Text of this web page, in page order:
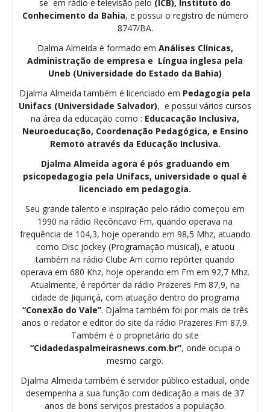
se em rádio e televisão pelo (ICB), Instituto do
Conhecimento da Bahia, e possui o registro de número
8747/BA.
Dalma Almeida é formado em Análises Clínicas,
Administração de empresa e Língua inglesa pela
Uneb (Universidade do Estado da Bahia)
Djalma Almeida também é licenciado em Pedagogia pela
Unifacs (Universidade Salvador), e possui vários cursos
na área da educação como : Educacação Inclusiva,
Neuroeducação, Coordenação Pedagógica, e Ensino
Remoto através da Educação Inclusiva.
Djalma Almeida agora é pós graduando em
psicopedagogia pela Unifacs, universidade o qual é
licenciado em pedagogia.
Seu grande talento e inspiração pelo rádio começou em
1990 na rádio Recôncavo Fm, quando operava na
frequência de 104,3, hoje operando em 98,5 Mhz, atuando
como Disc jockey (Programação musical), e atuou
também na rádio Clube Am como repórter quando
operava em 680 Khz, hoje operando em Fm em 92,7 Mhz.
Atualmente, é repórter da rádio Prazeres Fm 87,9, na
cidade de Jiquiriçá, com atuação dentro do programa
“Conexão do Vale”. Djalma também foi por mais de três
anos o redator e editor do site da rádio Prazeres Fm 87,9.
Também é o proprietário do site
“Cidadedaspalmeirasnews.com.br”, onde ocupa o
mesmo cargo.
Djalma Almeida também é servidor público estadual, onde
desempenha a sua função com dedicação a mais de 37
anos de bons serviços prestados a população.